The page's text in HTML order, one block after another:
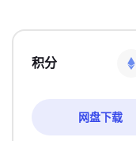
积分
网盘下载